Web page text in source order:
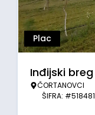
Plac
Inđijski breg
ČORTANOVCI
ŠIFRA: #518481